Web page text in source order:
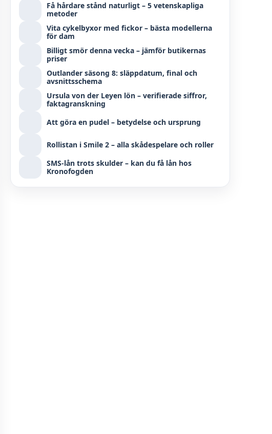
Få hårdare stånd naturligt – 5 vetenskapliga
metoder
Vita cykelbyxor med fickor – bästa modellerna
för dam
Billigt smör denna vecka – jämför butikernas
priser
Outlander säsong 8: släppdatum, final och
avsnittsschema
Ursula von der Leyen lön – verifierade siffror,
faktagranskning
Att göra en pudel – betydelse och ursprung
Rollistan i Smile 2 – alla skådespelare och roller
SMS-lån trots skulder – kan du få lån hos
Kronofogden